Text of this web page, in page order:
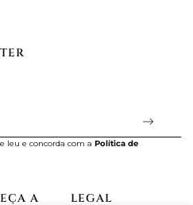
leu e concorda com a Política de
A LEGAL